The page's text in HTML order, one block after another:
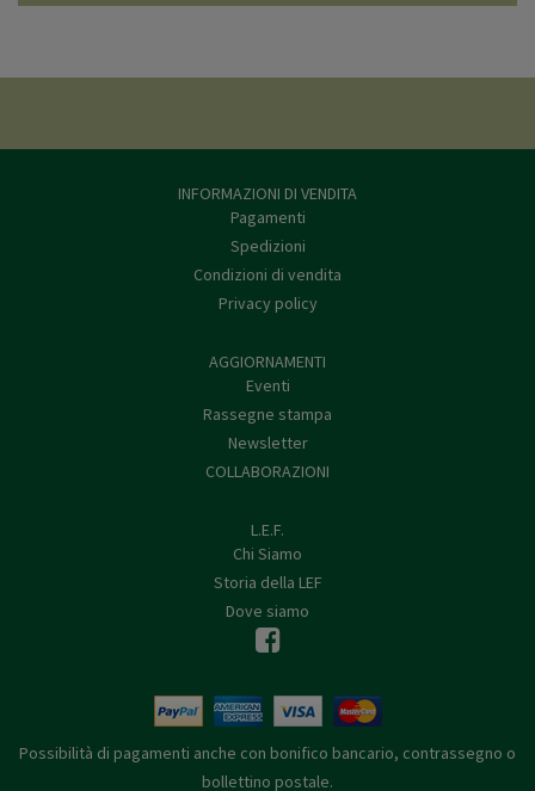
INFORMAZIONI DI VENDITA
Pagamenti
Spedizioni
Condizioni di vendita
Privacy policy
AGGIORNAMENTI
Eventi
Rassegne stampa
Newsletter
COLLABORAZIONI
L.E.F.
Chi Siamo
Storia della LEF
Dove siamo
Possibilità di pagamenti anche con bonifico bancario, contrassegno o
bollettino postale.